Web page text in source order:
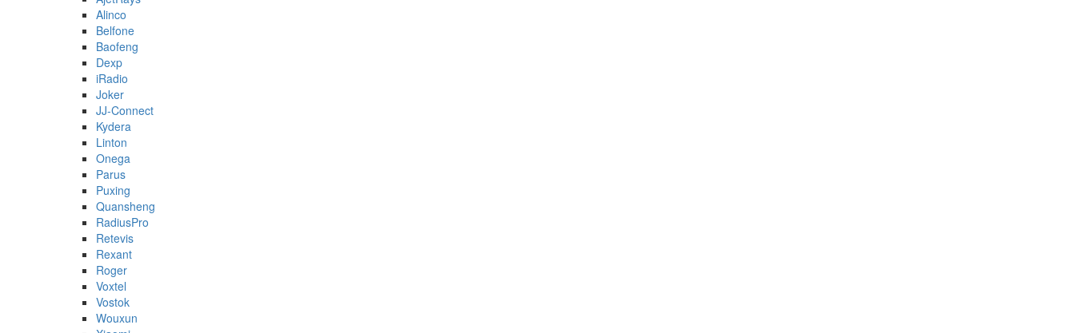
Alinco
Belfone
Baofeng
Dexp
iRadio
Joker
JJ-Connect
Kydera
Linton
Onega
Parus
Puxing
Quansheng
RadiusPro
Retevis
Rexant
Roger
Voxtel
Vostok
Wouxun